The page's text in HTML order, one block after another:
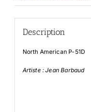
Description
North American P-51D
Artiste : Jean Barbaud